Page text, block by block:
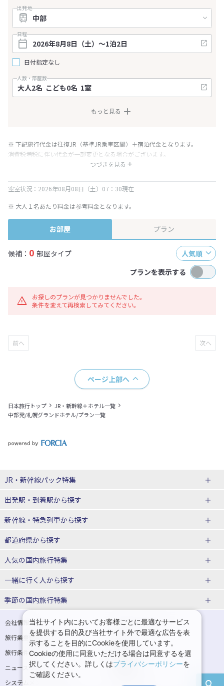
出発地
日程
日付指定なし
人数・部屋数
もっと見る
つづきを見る
※ 下記旅行代金は往復JR（基準JR乗車区間）＋宿泊代金となります。
消費税増税に伴い代金が一部変更となる場合がございます。
※ 表示されている旅行代金・プラン内容は一定時間ごとに更新されます。最
空室状況：2026年08月08日（土）07：30現在
※ 大人１名あたり料金は参考料金となります。
お部屋 プラン
候補： 0 部屋タイプ
人気順
プランを表示する
お探しのプランが見つかりませんでした。
条件を変えて再検索してみてください。
ページ上部へ
日本旅行トップ
JR・新幹線＋ホテル一覧
中部発/札幌グランドホテル/プラン一覧
JR・新幹線パック特集
JR・新幹線＋ホテルパック
出張パック
出発駅・到着駅から探す
秋田⇔東京 新幹線パック
仙台→東京 新幹線パック
富山⇔東京 新幹線パック
東京→仙台 新幹線パック
東京→金沢 新幹線パック
東京⇔軽井沢 新幹線パック 東京→長野 新幹線パック
東京→名古屋 新幹線パック 東京→京都 新幹線パック
東京→大阪（新大阪） 新幹線パッ
ク
東京→神戸（新神戸） 新幹線パッ
ク
新幹線・特急列車から探す
北海道新幹線 旅行
山形新幹線 旅行
東海道新幹線 旅行
上越新幹線 旅行
九州新幹線 旅行 西九州新幹線 旅行
特急サンダーバード 旅行
都道府県から探す
北海道旅行・ツアー
東北
青森旅行・ツアー 岩手旅行・ツアー
宮城旅行・ツアー 秋田旅行・ツアー
山形旅行・ツアー 福島旅行・ツアー
関東
人気の国内旅行特集
東京ディズニーリゾート®への旅
ユニバーサル・スタジオ・ジャパ
温泉旅行 日帰り旅行
一緒に行く人から探す
一人旅 国内版
カップル・夫婦旅行 国内版 女子旅 国内版
卒業旅行・学生旅行 国内版
季節の国内旅行特集
桜・お花見特集
ゴールデンウィーク（GW）の国内
旅行
夏休み・お盆の国内旅行 7月の国内旅行
8月の国内旅行 9月の国内旅行
会社情報
プライバシーポリシー
旅行業登録票・約款
規約集
旅行条件書
商標について
ニュースリリース
採用情報
システムメンテナンスの
当社サイト内においてお客様ごとに最適なサービス
を提供する目的及び当社サイト外で最適な広告を表
示することを目的にCookieを使用しています。
Cookieの使用に同意いただける場合は同意するを選
択してください。詳しくはプライバシーポリシーを
ご確認ください。